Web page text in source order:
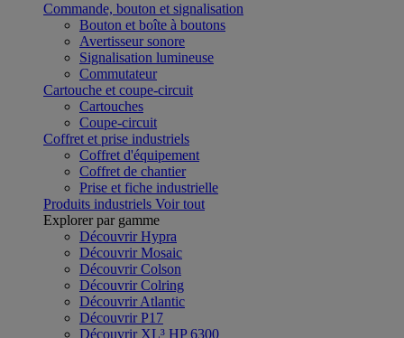
Commande, bouton et signalisation
Bouton et boîte à boutons
Avertisseur sonore
Signalisation lumineuse
Commutateur
Cartouche et coupe-circuit
Cartouches
Coupe-circuit
Coffret et prise industriels
Coffret d'équipement
Coffret de chantier
Prise et fiche industrielle
Produits industriels Voir tout
Explorer par gamme
Découvrir Hypra
Découvrir Mosaic
Découvrir Colson
Découvrir Colring
Découvrir Atlantic
Découvrir P17
Découvrir XL³ HP 6300